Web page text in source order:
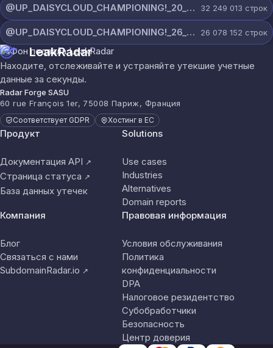
@UP_DAISYCLOUD_CHAMPIONING!_20_JULY_5153_ON_CHANNEL.rar 32 249 013 строк
@UP_DAISYCLOUD_CHAMPIONING!_26_JULY_5597_ON_CHANNEL.rar 26 078 152 строк
LeakRadar
Находите, отслеживайте и устраняйте утекшие учетные
данные за секунды.
Radar Forge SASU
60 rue François 1er, 75008 Париж, Франция
Соответствует GDPR Хостинг в ЕС
Продукт
Документация API ↗
Страница статуса ↗
База данных утечек
Solutions
Use cases
Industries
Alternatives
Domain reports
Компания
Блог
Связаться с нами
SubdomainRadar.io ↗
Правовая информация
Условия обслуживания
Политика
конфиденциальности
DPA
Налоговое резидентство
Субобработчики
Безопасность
Центр доверия